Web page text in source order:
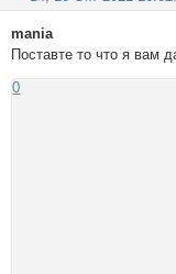
mania
Поставте то что я вам
0